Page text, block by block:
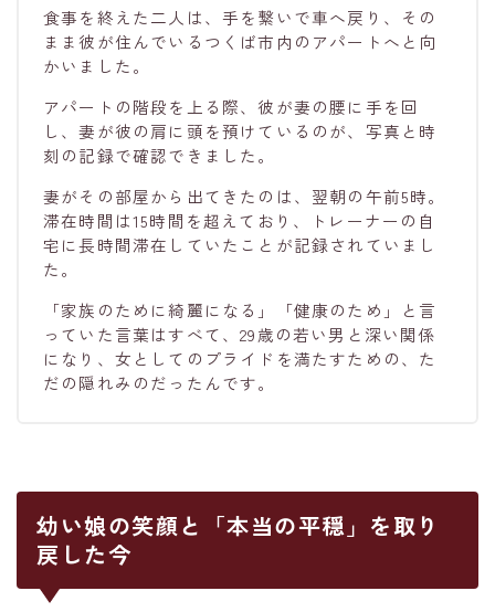
食事を終えた二人は、手を繋いで車へ戻り、その
まま彼が住んでいるつくば市内のアパートへと向
かいました。
アパートの階段を上る際、彼が妻の腰に手を回
し、妻が彼の肩に頭を預けているのが、写真と時
刻の記録で確認できました。
妻がその部屋から出てきたのは、翌朝の午前5時。
滞在時間は15時間を超えており、トレーナーの自
宅に長時間滞在していたことが記録されていまし
た。
「家族のために綺麗になる」「健康のため」と言
っていた言葉はすべて、29歳の若い男と深い関係
になり、女としてのプライドを満たすための、た
だの隠れみのだったんです。
幼い娘の笑顔と「本当の平穏」を取り
戻した今